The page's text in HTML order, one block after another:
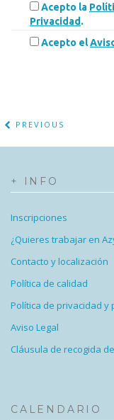
Acepto la
Privacidad .
Acepto el
PREVIOUS
+ INFO
Inscripciones
¿Quieres trabajar en
Contacto y localización
Política de calidad
Política de privacidad y
Aviso Legal
Cláusula de recogida
CALENDARIO